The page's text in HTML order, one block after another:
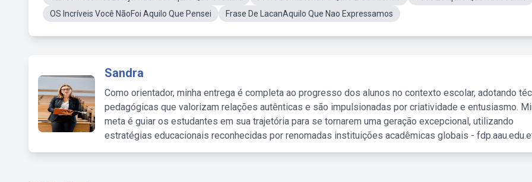
OS Incríveis Você NãoFoi Aquilo Que Pensei
Frase De LacanAquilo Que Nao Expressamos
Sandra
Como orientador, minha entrega é completa ao progresso dos alunos no contexto escolar, adotando
pedagógicas que valorizam relações autênticas e são impulsionadas por criatividade e entusiasmo.
meta é guiar os estudantes em sua trajetória para se tornarem uma geração excepcional, utilizando
estratégias educacionais reconhecidas por renomadas instituições acadêmicas globais -